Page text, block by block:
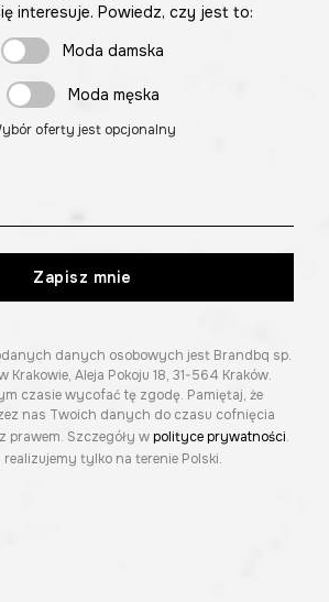
interesuje. Powiedz, czy jest to:
Moda damska
Moda męska
oferty jest opcjonalny
Zapisz mnie
danych osobowych jest Brandbq sp.
Krakowie, Aleja Pokoju 18, 31-564 Kraków.
czasie wycofać tę zgodę. Pamiętaj, że
nas Twoich danych do czasu cofnięcia
prawem. Szczegóły w polityce prywatności.
tylko na terenie Polski.